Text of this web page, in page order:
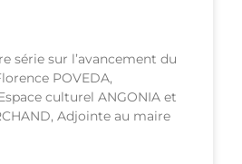
série sur l’avancement du
POVEDA,
culturel ANGONIA et
Adjointe au maire